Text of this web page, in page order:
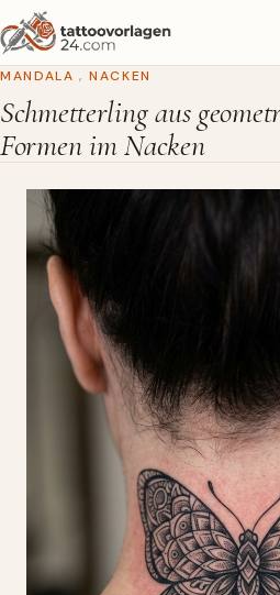
MANDALA , NACKEN
Schmetterling aus
Formen im Nacken